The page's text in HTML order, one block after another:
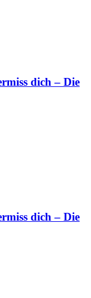
dich – Die
dich – Die